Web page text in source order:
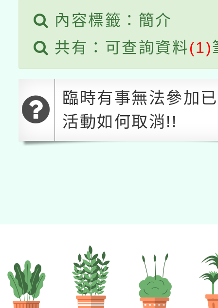
接種之民眾」措施，延
月28日止
管道加強宣導
得重審後實發金額試算
機關學校轉知所屬退休
辦理性別平等教育建置
人才庫實施計畫」一案
衛生局辦理之「115年
菸害防制實體解謎活動
內容標籤：簡介
共有：可查詢資料(1)
臨時有事無法參加
活動如何取消!!